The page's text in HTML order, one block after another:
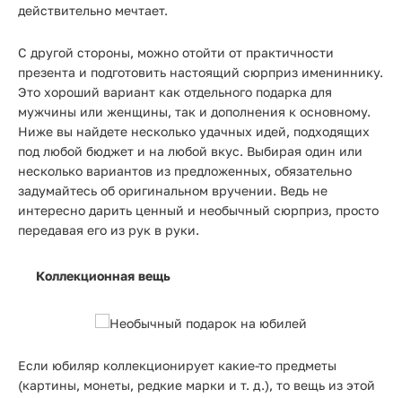
действительно мечтает.
С другой стороны, можно отойти от практичности
презента и подготовить настоящий сюрприз имениннику.
Это хороший вариант как отдельного подарка для
мужчины или женщины, так и дополнения к основному.
Ниже вы найдете несколько удачных идей, подходящих
под любой бюджет и на любой вкус. Выбирая один или
несколько вариантов из предложенных, обязательно
задумайтесь об оригинальном вручении. Ведь не
интересно дарить ценный и необычный сюрприз, просто
передавая его из рук в руки.
Коллекционная вещь
Если юбиляр коллекционирует какие-то предметы
(картины, монеты, редкие марки и т. д.), то вещь из этой